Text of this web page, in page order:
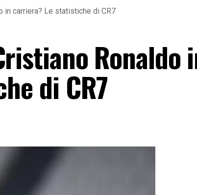
in carriera? Le statistiche di CR7
Ronaldo
di CR7